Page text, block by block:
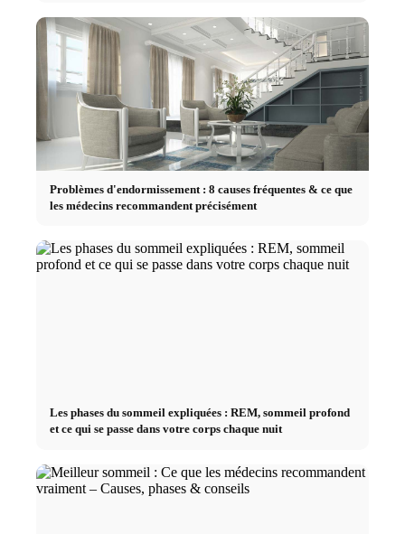
Problèmes d'endormissement : 8 causes fréquentes & ce que
les médecins recommandent précisément
Les phases du sommeil expliquées : REM, sommeil profond
et ce qui se passe dans votre corps chaque nuit